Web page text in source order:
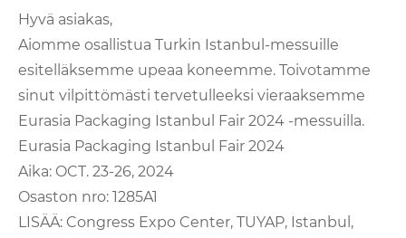
Hyvä asiakas,
Aiomme osallistua Turkin Istanbul-messuille
esitelläksemme upeaa koneemme. Toivotamme
sinut vilpittömästi tervetulleeksi vieraaksemme
Eurasia Packaging Istanbul Fair 2024 -messuilla.
Eurasia Packaging Istanbul Fair 2024
Aika: OCT. 23-26, 2024
Osaston nro: 1285A1
LISÄÄ: Congress Expo Center, TUYAP, Istanbul,